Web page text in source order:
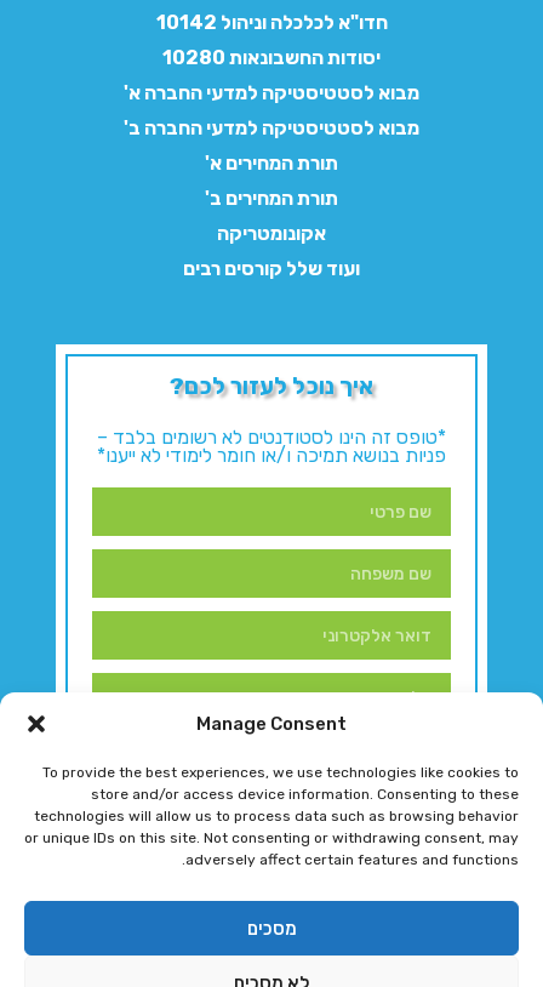
Manage Consent
To provide the best experiences, we use technologies like cookies to
store and/or access device information. Consenting to these
technologies will allow us to process data such as browsing behavior
or unique IDs on this site. Not consenting or withdrawing consent, may
adversely affect certain features and functions.
מסכים
חדו"א לכלכלה וניהול 10142
יסודות החשבונאות 10280
מבוא לסטטיסטיקה למדעי החברה א'
מבוא לסטטיסטיקה למדעי החברה ב'
תורת המחירים א'
תורת המחירים ב'
אקונומטריקה
ועוד שלל קורסים רבים
איך נוכל לעזור לכם?
*טופס זה הינו לסטודנטים לא רשומים בלבד –
פניות בנושא תמיכה ו/או חומר לימודי לא ייענו*